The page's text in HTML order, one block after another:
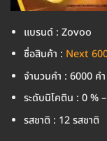
แบรนด์ : Zovoo
ชื่อสินค้า : Next
จำนวนคำ : 6000 คำ
ระดับนิโคติน : 0 %
รสชาติ : 12 รสชาติ